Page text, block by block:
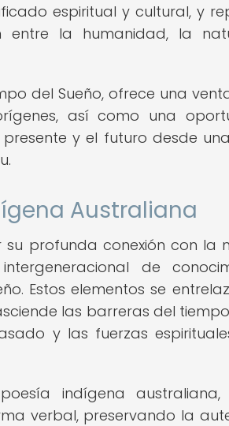
espiritual y cultural, y
entre la humanidad, la
del Sueño, ofrece una
así como una
y el futuro desde
Australiana
profunda conexión con la
de
Estos elementos se
las barreras del
y las fuerzas
indígena
verbal, preservando la